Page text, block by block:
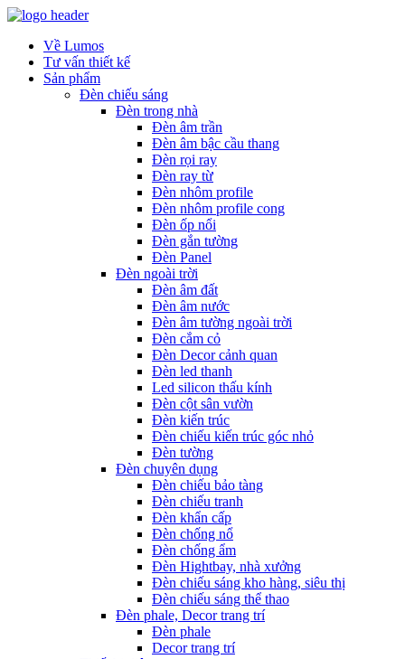
Về Lumos
Tư vấn thiết kế
Sản phẩm
Đèn chiếu sáng
Đèn trong nhà
Đèn âm trần
Đèn âm bậc cầu thang
Đèn rọi ray
Đèn ray từ
Đèn nhôm profile
Đèn nhôm profile cong
Đèn ốp nổi
Đèn gắn tường
Đèn Panel
Đèn ngoài trời
Đèn âm đất
Đèn âm nước
Đèn âm tường ngoài trời
Đèn cắm cỏ
Đèn Decor cảnh quan
Đèn led thanh
Led silicon thấu kính
Đèn cột sân vườn
Đèn kiến trúc
Đèn chiếu kiến trúc góc nhỏ
Đèn tường
Đèn chuyên dụng
Đèn chiếu bảo tàng
Đèn chiếu tranh
Đèn khẩn cấp
Đèn chống nổ
Đèn chống ẩm
Đèn Hightbay, nhà xưởng
Đèn chiếu sáng kho hàng, siêu thị
Đèn chiếu sáng thể thao
Đèn phale, Decor trang trí
Đèn phale
Decor trang trí